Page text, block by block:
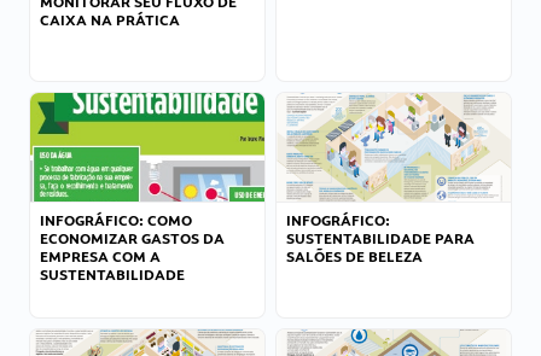
CAIXA NA PRÁTICA
INFOGRÁFICO: COMO
ECONOMIZAR GASTOS DA
EMPRESA COM A
SUSTENTABILIDADE
INFOGRÁFICO:
SUSTENTABILIDADE PARA
SALÕES DE BELEZA